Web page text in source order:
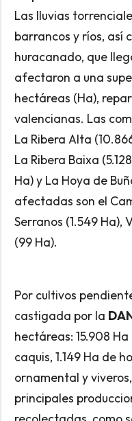
Las lluvias
barrancos y ríos, así
huracanado, que
afectaron a una
hectáreas (Ha),
valencianas. Las
La Ribera Alta
La Ribera Baixa
Ha) y La Hoya de
afectadas son el
Serranos (1.549 Ha),
(99 Ha).
Por cultivos
castigada por la
hectáreas: 15.908
caquis, 1.149 Ha de
ornamental y
principales